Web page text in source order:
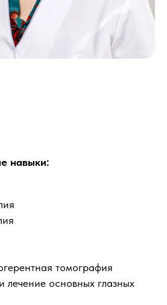
навыки:
томография
лечение основных глазных